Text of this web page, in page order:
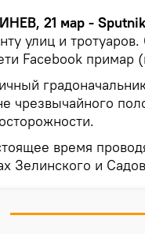
21 мар - Sputnik
улиц и
Facebook
чрезвычайного
время
Зелинского и